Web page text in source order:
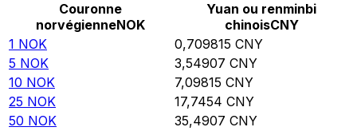
Couronne
norvégienneNOK
Yuan ou renminbi
chinoisCNY
1 NOK 0,709815 CNY
5 NOK 3,54907 CNY
10 NOK 7,09815 CNY
25 NOK 17,7454 CNY
50 NOK 35,4907 CNY